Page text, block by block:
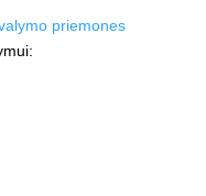
priemones